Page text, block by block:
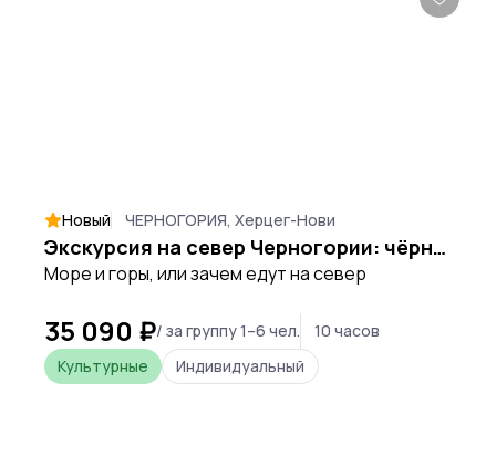
Новый ЧЕРНОГОРИЯ, Херцег-Нови
Экскурсия на север Черногории: чёрное озеро и каньон Тара
Море и горы, или зачем едут на север
35 090 ₽/ за группу 1–6 чел.
10 часов
Культурные
Индивидуальный